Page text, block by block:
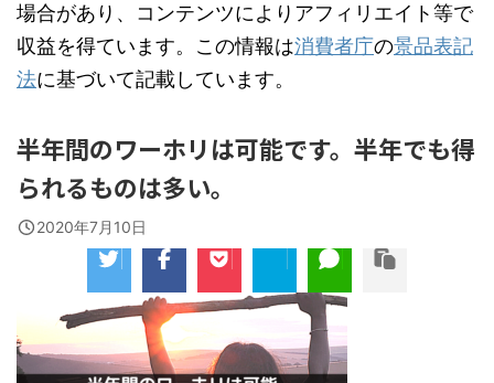
場合があり、コンテンツによりアフィリエイト等で
収益を得ています。この情報は消費者庁の景品表記
法に基づいて記載しています。
半年間のワーホリは可能です。半年でも得
られるものは多い。
2020年7月10日